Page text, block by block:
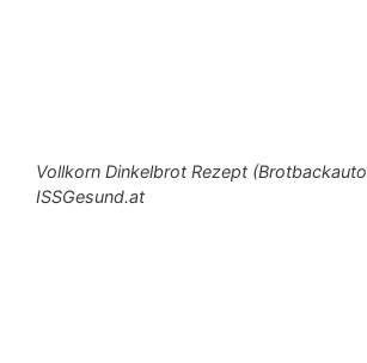
Vollkorn Dinkelbrot Rezept
ISSGesund.at